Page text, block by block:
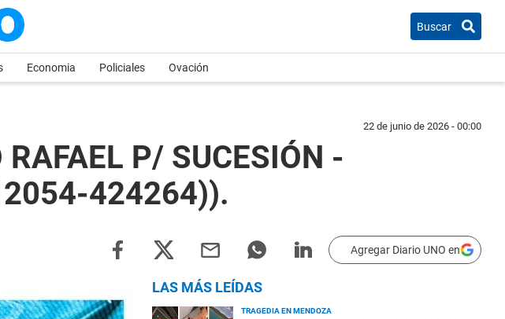
Buscar
Economia Policiales Ovación
22 de junio de 2026 - 00:00
P/ SUCESIÓN -
424264)).
Agregar Diario UNO en
LAS MÁS LEÍDAS
TRAGEDIA EN MENDOZA